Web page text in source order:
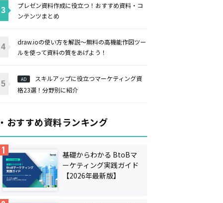
プレゼン資料作成に役立つ！おすすめ資料・コ
ンテンツまとめ
draw.ioの使い方を解説〜無料の高機能作図ツー
ルを使って資料の質をあげよう！
AD
スキルアップに役立つマーケティング資
格23選！分野別に紹介
・おすすめ資料ランキング
基礎からわかる BtoBマ
ーケティング実践ガイド
【2026年最新版】